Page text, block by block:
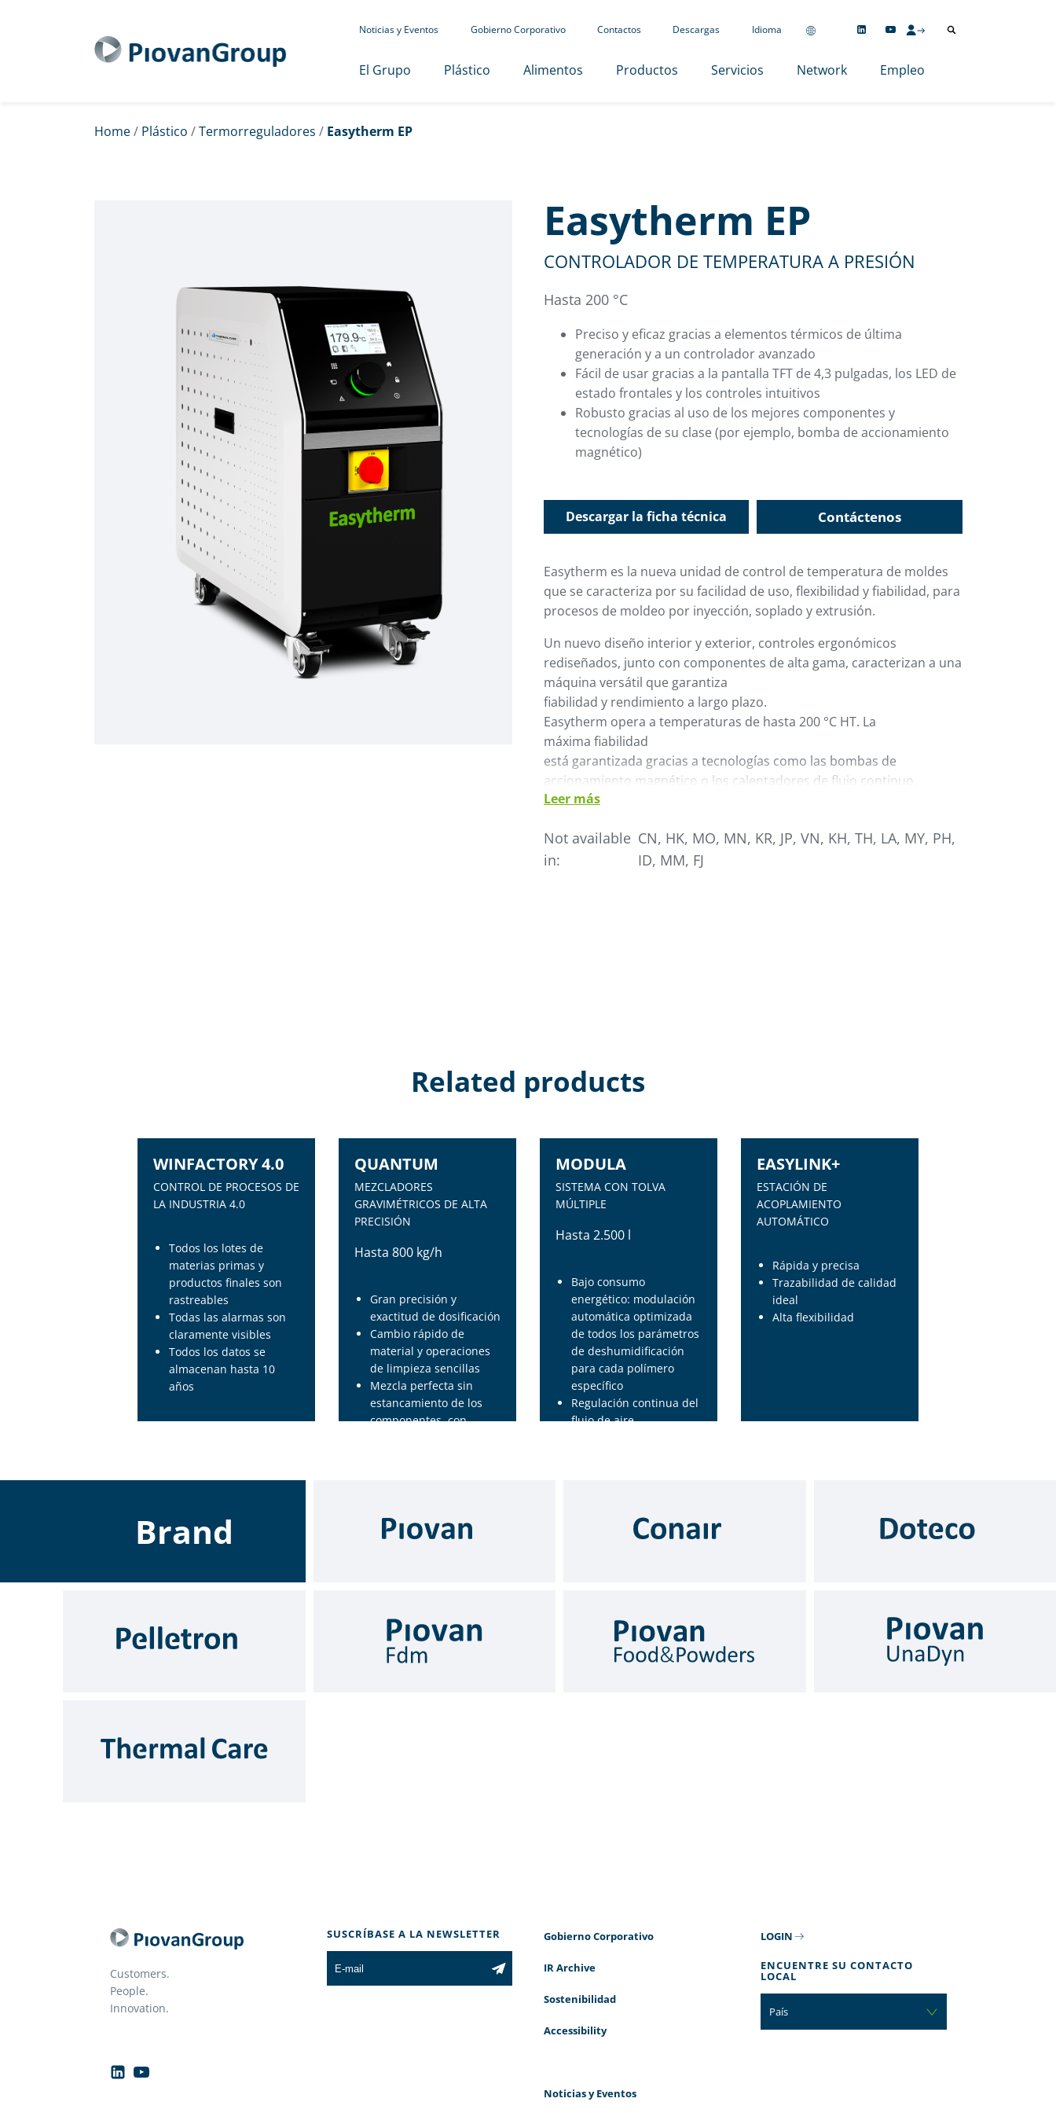
Noticias y Eventos Gobierno Corporativo Contactos Descargas Idioma
El Grupo Plástico Alimentos Productos Servicios Network Empleo
Home/ Plástico /Termorreguladores / Easytherm EP
Easytherm EP
CONTROLADOR DE TEMPERATURA A PRESIÓN
Hasta 200 °C
Preciso y eficaz gracias a elementos térmicos de última
generación y a un controlador avanzado
Fácil de usar gracias a la pantalla TFT de 4,3 pulgadas, los LED de
estado frontales y los controles intuitivos
Robusto gracias al uso de los mejores componentes y
tecnologías de su clase (por ejemplo, bomba de accionamiento
magnético)
Descargar la ficha técnica Contáctenos
Easytherm es la nueva unidad de control de temperatura de moldes
que se caracteriza por su facilidad de uso, flexibilidad y fiabilidad, para
procesos de moldeo por inyección, soplado y extrusión.
Un nuevo diseño interior y exterior, controles ergonómicos
rediseñados, junto con componentes de alta gama, caracterizan a una
máquina versátil que garantiza
fiabilidad y rendimiento a largo plazo.
Easytherm opera a temperaturas de hasta 200 °C HT. La
máxima fiabilidad
está garantizada gracias a tecnologías como las bombas de
accionamiento magnético o los calentadores de flujo continuo.
garantizar una fácil lectura. La navegación por los submenús se
gestiona mediante un cómodo mando giratorio.
Leer más
Not available
in:
CN, HK, MO, MN, KR, JP, VN, KH, TH, LA, MY, PH,
ID, MM, FJ
Related products
WINFACTORY 4.0
CONTROL DE PROCESOS DE
LA INDUSTRIA 4.0
Todos los lotes de
materias primas y
productos finales son
rastreables
Todas las alarmas son
claramente visibles
Todos los datos se
almacenan hasta 10
años
QUANTUM
MEZCLADORES
GRAVIMÉTRICOS DE ALTA
PRECISIÓN
Hasta 800 kg/h
Gran precisión y
exactitud de dosificación
Cambio rápido de
material y operaciones
de limpieza sencillas
Mezcla perfecta sin
estancamiento de los
componentes, con
MODULA
SISTEMA CON TOLVA
MÚLTIPLE
Hasta 2.500 l
Bajo consumo
energético: modulación
automática optimizada
de todos los parámetros
de deshumidificación
para cada polímero
específico
Regulación continua del
flujo de aire
EASYLINK+
ESTACIÓN DE
ACOPLAMIENTO
AUTOMÁTICO
Rápida y precisa
Trazabilidad de calidad
ideal
Alta flexibilidad
Brand
Customers.
People.
Innovation.
SUSCRÍBASE A LA NEWSLETTER Gobierno Corporativo
IR Archive
Sostenibilidad
Accessibility
Noticias y Eventos
LOGIN
ENCUENTRE SU CONTACTO
LOCAL
País